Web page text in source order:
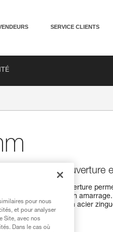
SERVICE CLIENTS
mm à grande ouverture
de 8 mm à grande ouverture
sangle de dégaine à un
rappel. Le corps en acier
pour nous
et pour analyser
Site, avec nos
Dans le cas où